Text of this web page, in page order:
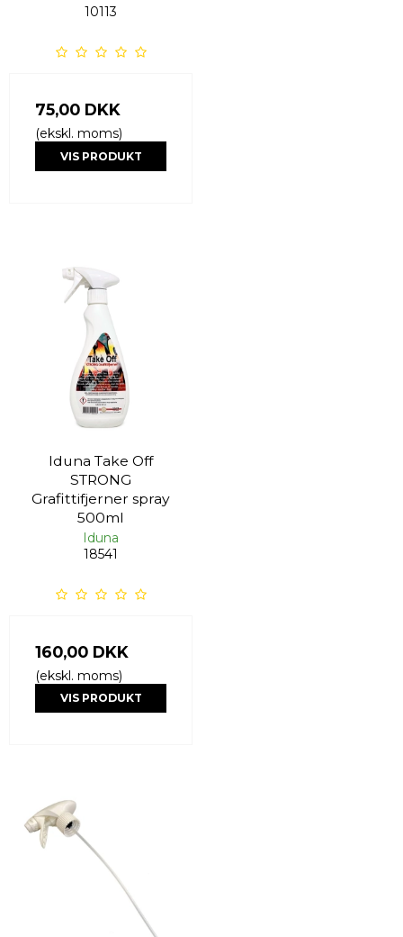
10113
75,00 DKK
(ekskl. moms)
VIS PRODUKT
Iduna Take Off
STRONG
Grafittifjerner spray
500ml
Iduna
18541
160,00 DKK
(ekskl. moms)
VIS PRODUKT